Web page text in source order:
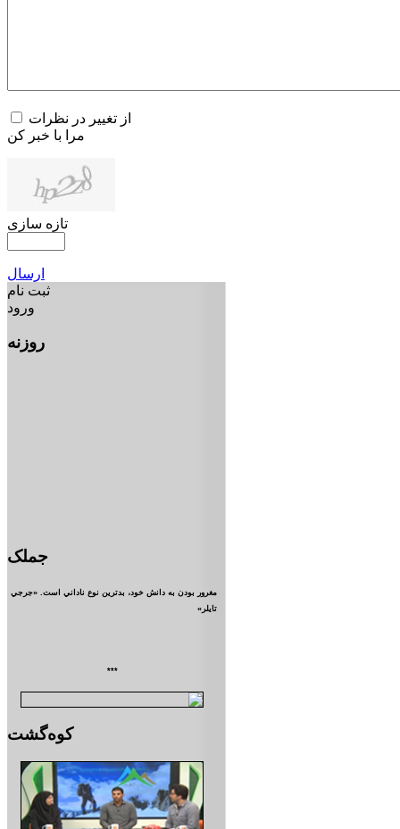
از تغییر در نظرات
مرا با خبر کن
تازه سازی
ارسال
ثبت نام
ورود
روزنه
جملک
مغرور بودن به دانش خود، بدترين نوع ناداني است. «جرجي
تايلر»
***
کوه‌گشت